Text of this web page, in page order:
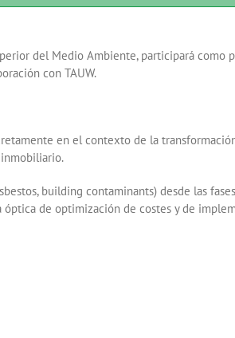
del Medio Ambiente, participará como
con TAUW.
en el contexto de la
building contaminants) desde las
de optimización de costes y de